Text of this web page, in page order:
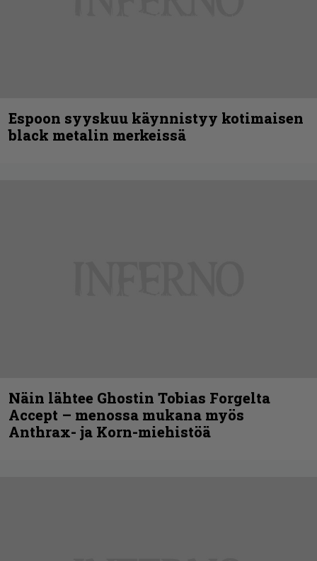
Espoon syyskuu käynnistyy kotimaisen
black metalin merkeissä
Näin lähtee Ghostin Tobias Forgelta
Accept – menossa mukana myös
Anthrax- ja Korn-miehistöä